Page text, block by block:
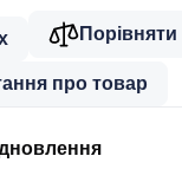
Порівняти
про товар